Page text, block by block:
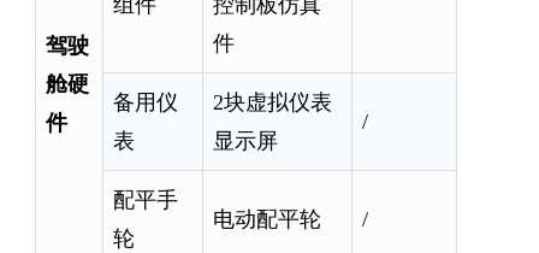
驾驶
舱硬
件
组件
控制板仿真
件
备用仪
表
2块虚拟仪表
显示屏
/
配平手
轮
电动配平轮 /